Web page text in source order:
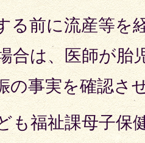
る前に流産等を
合は、医師が胎
の事実を確認さ
も福祉課母子保